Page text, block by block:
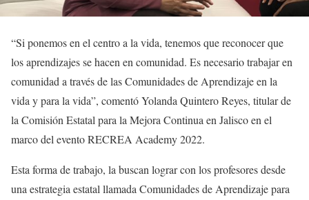
“Si ponemos en el centro a la vida, tenemos que reconocer que
los aprendizajes se hacen en comunidad. Es necesario trabajar en
comunidad a través de las Comunidades de Aprendizaje en la
vida y para la vida”, comentó Yolanda Quintero Reyes, titular de
la Comisión Estatal para la Mejora Continua en Jalisco en el
marco del evento RECREA Academy 2022.
Esta forma de trabajo, la buscan lograr con los profesores desde
una estrategia estatal llamada Comunidades de Aprendizaje para